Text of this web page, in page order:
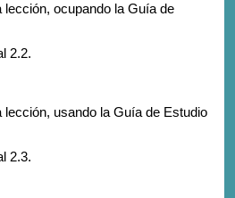
ocupando la Guía de
2.2.
lección, usando la Guía de Estudio
2.3.